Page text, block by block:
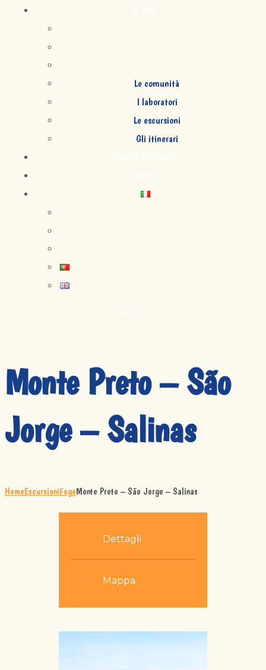
Le comunità
I laboratori
Le escursioni
Gli itinerari
">
">
Monte Preto – São
Jorge – Salinas
HomeEscursioniFogoMonte Preto – São Jorge – Salinas
Dettagli
Mappa